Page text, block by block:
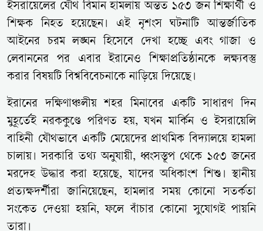
ইসরায়েলের যৌথ বিমান হামলায় অন্তত ১৫৩ জন শিক্ষার্থী ও
শিক্ষক নিহত হয়েছেন। এই নৃশংস ঘটনাটি আন্তর্জাতিক
আইনের চরম লঙ্ঘন হিসেবে দেখা হচ্ছে এবং গাজা ও
লেবাননের পর এবার ইরানেও শিক্ষাপ্রতিষ্ঠানকে লক্ষ্যবস্তু
করার বিষয়টি বিশ্ববিবেচনাকে নাড়িয়ে দিয়েছে।
ইরানের দক্ষিণাঞ্চলীয় শহর মিনাবের একটি সাধারণ দিন
মুহূর্তেই নরককুণ্ডে পরিণত হয়, যখন মার্কিন ও ইসরায়েলি
বাহিনী যৌথভাবে একটি মেয়েদের প্রাথমিক বিদ্যালয়ে হামলা
চালায়। সরকারি তথ্য অনুযায়ী, ধ্বংসস্তূপ থেকে ১৫৩ জনের
মরদেহ উদ্ধার করা হয়েছে, যাদের অধিকাংশ শিশু। স্থানীয়
প্রত্যক্ষদর্শীরা জানিয়েছেন, হামলার সময় কোনো সতর্কতা
সংকেত দেওয়া হয়নি, ফলে বাঁচার কোনো সুযোগই পায়নি
তারা।